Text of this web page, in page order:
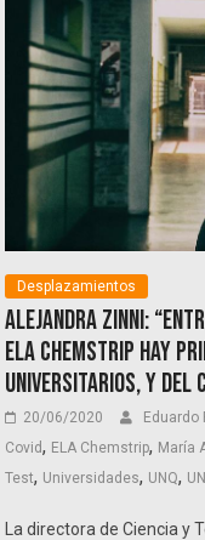
Desplazamientos
Alejandra Zinni:
ELA Chemstrip hay
universitarios, y del
20/06/2020 Eduardo
Covid, ELA Chemstrip, María
Test, Universidades, UNQ,
La directora de Ciencia y